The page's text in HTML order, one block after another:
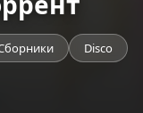
Disco